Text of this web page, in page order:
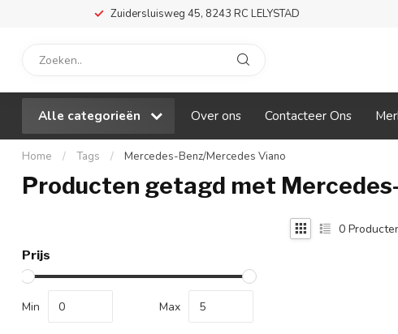
Zuidersluisweg 45, 8243 RC LELYSTAD
Alle categorieën Over ons Contacteer Ons
Home / Tags / Mercedes-Benz/Mercedes Viano
Producten getagd met
Prijs
Min Max
0